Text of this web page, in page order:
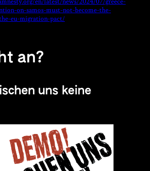
en/latest/news/2024/07/greece-
on-samos-must-not-become-the-
eu-migration-pact/
an?
uns keine